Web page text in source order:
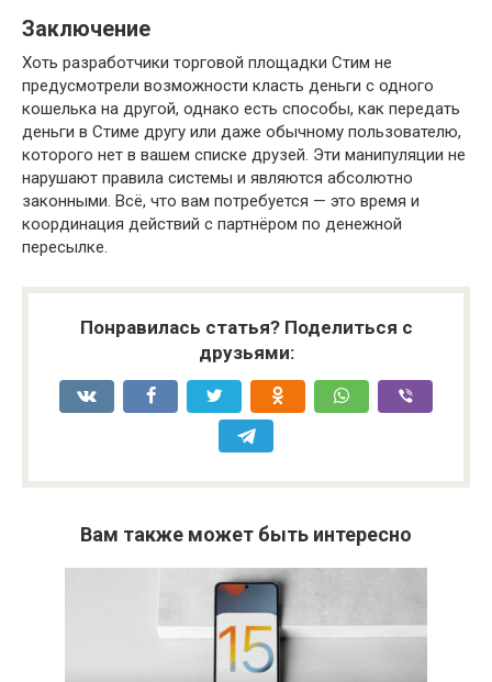
Заключение
Хоть разработчики торговой площадки Стим не
предусмотрели возможности класть деньги с одного
кошелька на другой, однако есть способы, как передать
деньги в Стиме другу или даже обычному пользователю,
которого нет в вашем списке друзей. Эти манипуляции не
нарушают правила системы и являются абсолютно
законными. Всё, что вам потребуется — это время и
координация действий с партнёром по денежной
пересылке.
Понравилась статья? Поделиться с
друзьями:
Вам также может быть интересно